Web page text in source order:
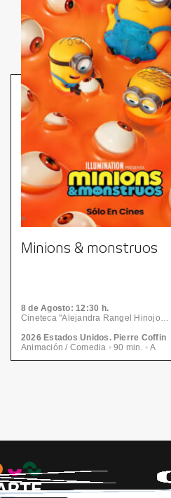
Minions & monstruos
8de Agosto: 12:30 h.
Cineteca "Alejandra Rangel Hinojosa" - Centro de las Artes | CONARTE
2026 Estados Unidos. Pierre Coffin
Animación / Comedia • 90 min. • A